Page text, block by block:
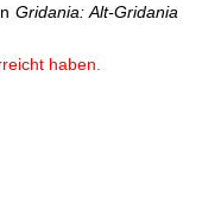
Gridania: Alt-Gridania
haben.